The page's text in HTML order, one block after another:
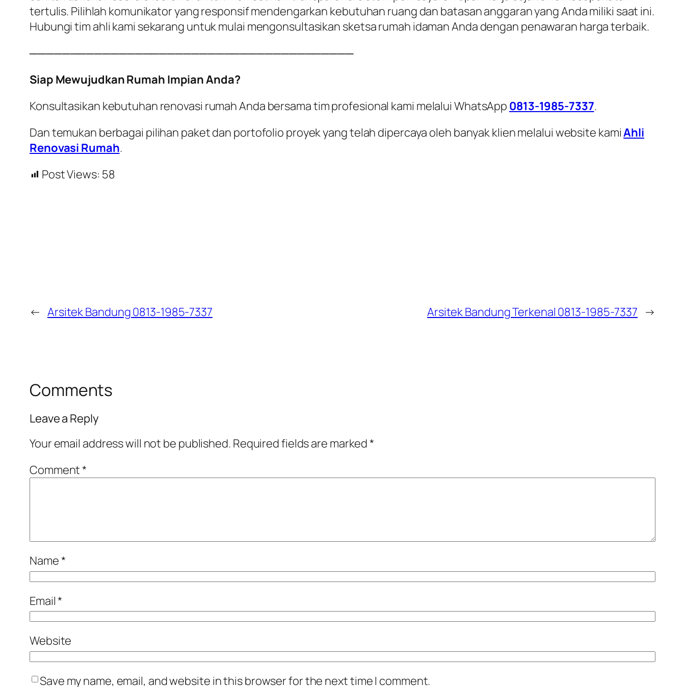
tertulis. Pilihlah komunikator yang responsif mendengarkan kebutuhan ruang dan batasan anggaran yang Anda miliki saat ini.
Hubungi tim ahli kami sekarang untuk mulai mengonsultasikan sketsa rumah idaman Anda dengan penawaran harga terbaik.
────────────────────────────────────────
Siap Mewujudkan Rumah Impian Anda?
Konsultasikan kebutuhan renovasi rumah Anda bersama tim profesional kami melalui WhatsApp 0813-1985-7337.
Dan temukan berbagai pilihan paket dan portofolio proyek yang telah dipercaya oleh banyak klien melalui website kamiAhli
Renovasi Rumah.
Post Views: 58
← Arsitek Bandung 0813-1985-7337 Arsitek Bandung Terkenal 0813-1985-7337 →
Comments
Leave a Reply
Your email address will not be published. Required fields are marked*
Comment*
Name*
Email*
Website
Save my name, email, and website in this browser for the next time I comment.